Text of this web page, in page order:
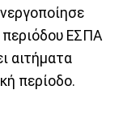
ΕΣΠΑ
αιτήματα
περίοδο.